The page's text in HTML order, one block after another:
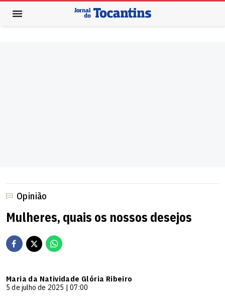
Opinião
Mulheres, quais os nossos desejos
Maria da Natividade Glória Ribeiro
5 de julho de 2025 | 07:00